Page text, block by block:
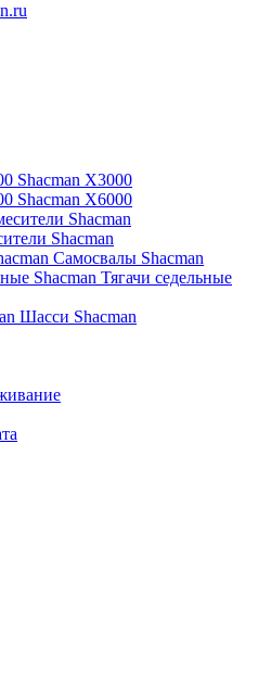
Shacman X3000
Shacman X6000
Shacman
Самосвалы Shacman
Тягачи седельные
Шасси Shacman